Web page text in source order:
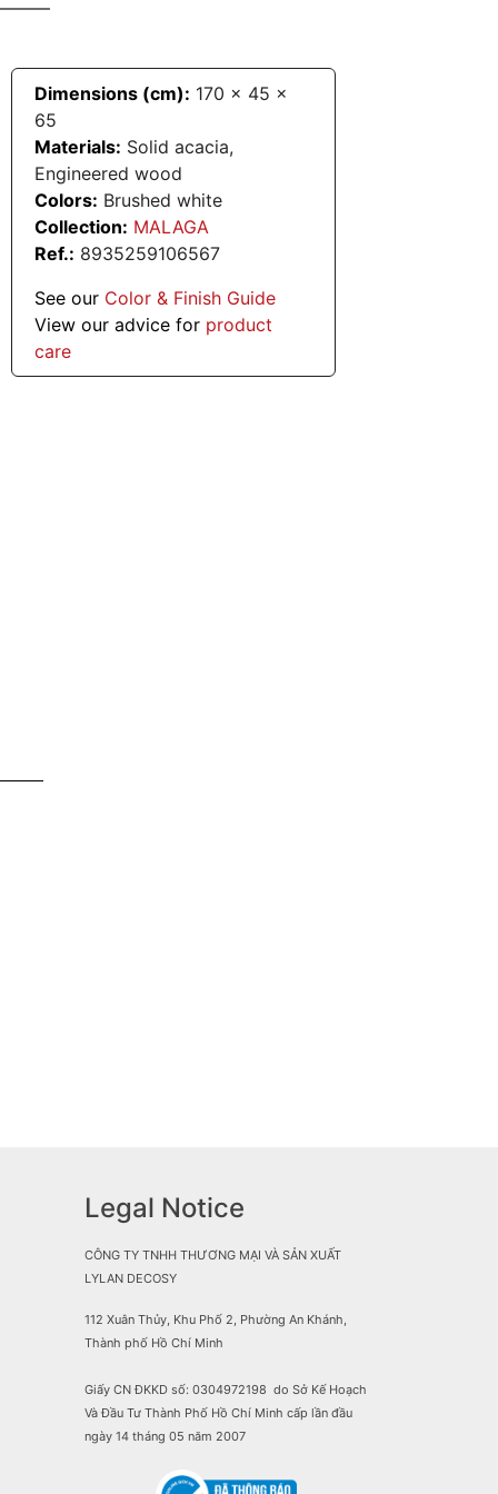
Dimensions (cm): 170 x 45 x
65
Materials: Solid acacia,
Engineered wood
Colors: Brushed white
Collection: MALAGA
Ref.: 8935259106567
See our Color & Finish Guide
View our advice for product
care
Legal Notice
CÔNG TY TNHH THƯƠNG MẠI VÀ SẢN XUẤT
LYLAN DECOSY
112 Xuân Thủy, Khu Phố 2, Phường An Khánh,
Thành phố Hồ Chí Minh
Giấy CN ĐKKD số: 0304972198 do Sở Kế Hoạch
Và Đầu Tư Thành Phố Hồ Chí Minh cấp lần đầu
ngày 14 tháng 05 năm 2007